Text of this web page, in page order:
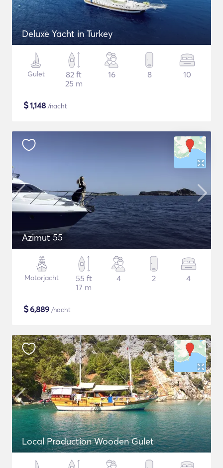
Deluxe Yacht in Turkey
Gulet
82 ft
25 m
16 8 10
$1,148 /nacht
Azimut 55
Motorjacht
55 ft
17 m
4 2 4
$6,889 /nacht
Local Production Wooden Gulet